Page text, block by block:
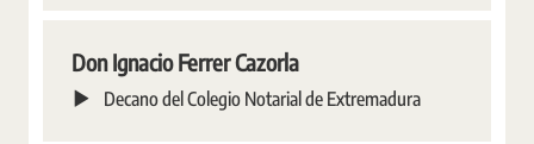
Don Ignacio Ferrer Cazorla
Decano del Colegio Notarial de Extremadura